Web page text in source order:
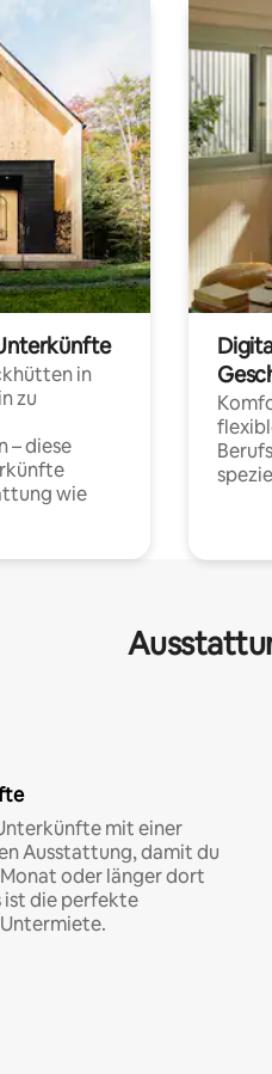
in
zu
– diese
wie
mit einer
Ausstattung, damit du
oder länger dort
ist die perfekte